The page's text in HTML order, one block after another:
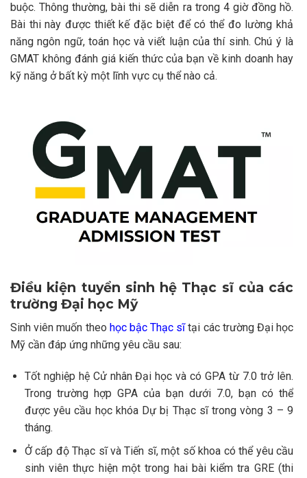
buộc. Thông thường, bài thi sẽ diễn ra trong 4 giờ đồng hồ.
Bài thi này được thiết kế đặc biệt để có thể đo lường khả
năng ngôn ngữ, toán học và viết luận của thí sinh. Chú ý là
GMAT không đánh giá kiến thức của bạn về kinh doanh hay
kỹ năng ở bất kỳ một lĩnh vực cụ thể nào cả.
Điều kiện tuyển sinh hệ Thạc sĩ của các
trường Đại học Mỹ
Sinh viên muốn theo học bậc Thạc sĩtại các trường Đại học
Mỹ cần đáp ứng những yêu cầu sau:
Tốt nghiệp hệ Cử nhân Đại học và có GPA từ 7.0 trở lên.
Trong trường hợp GPA của bạn dưới 7.0, bạn có thể
được yêu cầu học khóa Dự bị Thạc sĩ trong vòng 3 – 9
tháng.
Ở cấp độ Thạc sĩ và Tiến sĩ, một số khoa có thể yêu cầu
sinh viên thực hiện một trong hai bài kiểm tra GRE (thi